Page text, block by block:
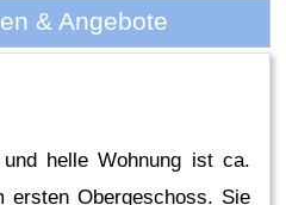
& Angebote
helle Wohnung ist ca.
ersten Obergeschoss. Sie